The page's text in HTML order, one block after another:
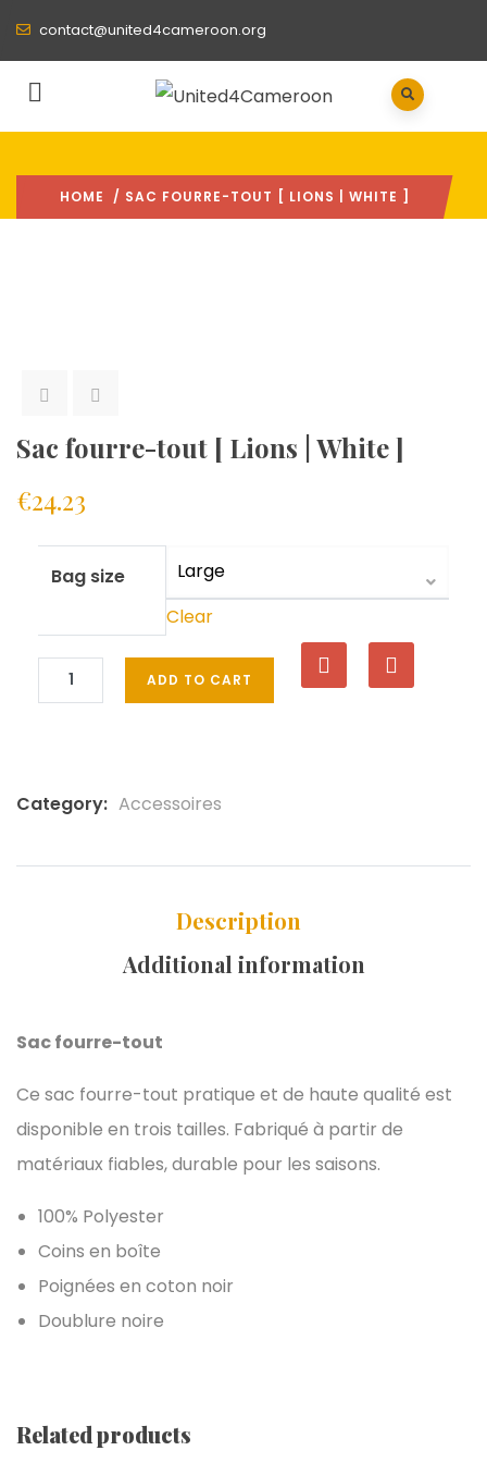
contact@united4cameroon.org
HOME / SAC FOURRE-TOUT [ LIONS | WHITE ]
Sac fourre-tout [ Lions | White ]
€24.23
Bag size
Clear
ADD TO CART
Category: Accessoires
Description
Additional information
Sac fourre-tout
Ce sac fourre-tout pratique et de haute qualité est
disponible en trois tailles. Fabriqué à partir de
matériaux fiables, durable pour les saisons.
100% Polyester
Coins en boîte
Poignées en coton noir
Doublure noire
Related products